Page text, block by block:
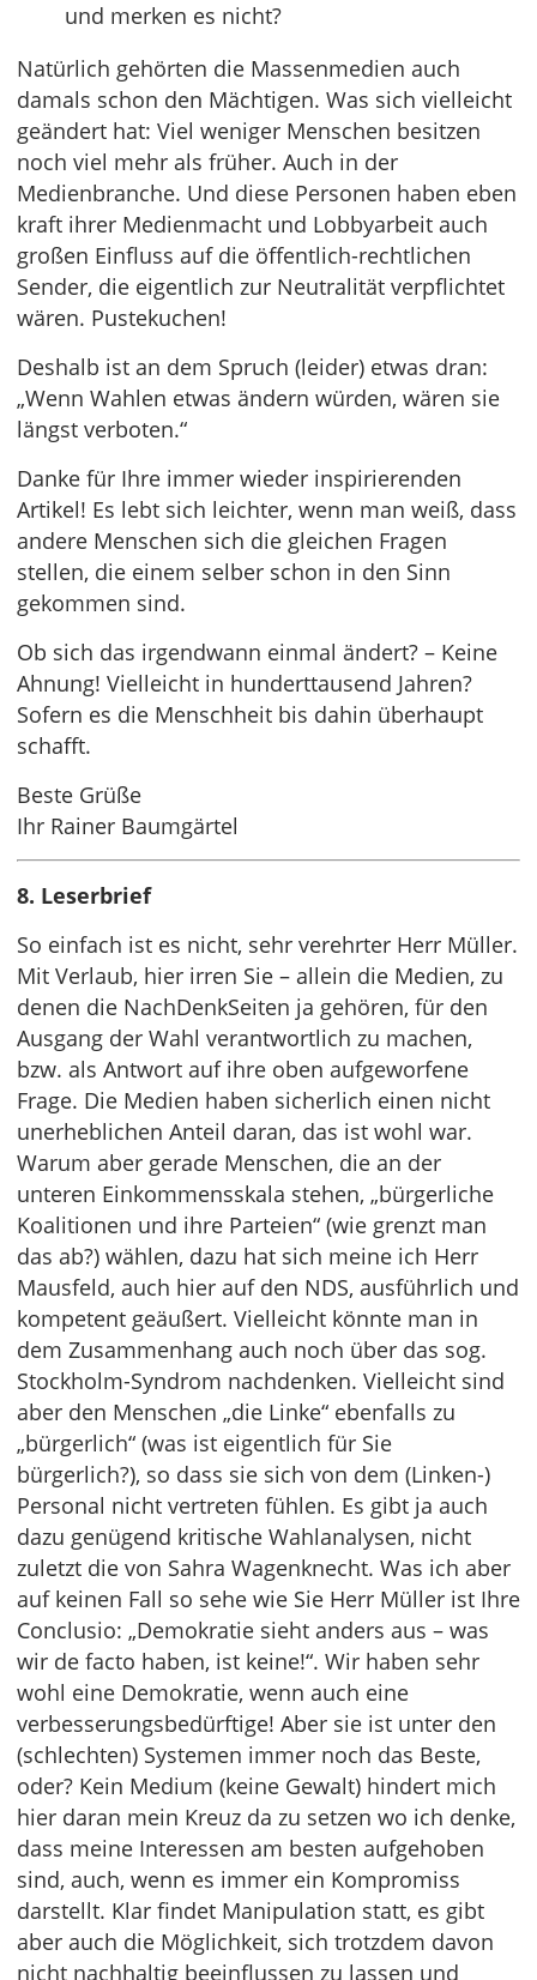
und merken es nicht?
Natürlich gehörten die Massenmedien auch
damals schon den Mächtigen. Was sich vielleicht
geändert hat: Viel weniger Menschen besitzen
noch viel mehr als früher. Auch in der
Medienbranche. Und diese Personen haben eben
kraft ihrer Medienmacht und Lobbyarbeit auch
großen Einfluss auf die öffentlich-rechtlichen
Sender, die eigentlich zur Neutralität verpflichtet
wären. Pustekuchen!
Deshalb ist an dem Spruch (leider) etwas dran:
„Wenn Wahlen etwas ändern würden, wären sie
längst verboten.“
Danke für Ihre immer wieder inspirierenden
Artikel! Es lebt sich leichter, wenn man weiß, dass
andere Menschen sich die gleichen Fragen
stellen, die einem selber schon in den Sinn
gekommen sind.
Ob sich das irgendwann einmal ändert? – Keine
Ahnung! Vielleicht in hunderttausend Jahren?
Sofern es die Menschheit bis dahin überhaupt
schafft.
Beste Grüße
Ihr Rainer Baumgärtel
8. Leserbrief
So einfach ist es nicht, sehr verehrter Herr Müller.
Mit Verlaub, hier irren Sie – allein die Medien, zu
denen die NachDenkSeiten ja gehören, für den
Ausgang der Wahl verantwortlich zu machen,
bzw. als Antwort auf ihre oben aufgeworfene
Frage. Die Medien haben sicherlich einen nicht
unerheblichen Anteil daran, das ist wohl war.
Warum aber gerade Menschen, die an der
unteren Einkommensskala stehen, „bürgerliche
Koalitionen und ihre Parteien“ (wie grenzt man
das ab?) wählen, dazu hat sich meine ich Herr
Mausfeld, auch hier auf den NDS, ausführlich und
kompetent geäußert. Vielleicht könnte man in
dem Zusammenhang auch noch über das sog.
Stockholm-Syndrom nachdenken. Vielleicht sind
aber den Menschen „die Linke“ ebenfalls zu
„bürgerlich“ (was ist eigentlich für Sie
bürgerlich?), so dass sie sich von dem (Linken-)
Personal nicht vertreten fühlen. Es gibt ja auch
dazu genügend kritische Wahlanalysen, nicht
zuletzt die von Sahra Wagenknecht. Was ich aber
auf keinen Fall so sehe wie Sie Herr Müller ist Ihre
Conclusio: „Demokratie sieht anders aus – was
wir de facto haben, ist keine!“. Wir haben sehr
wohl eine Demokratie, wenn auch eine
verbesserungsbedürftige! Aber sie ist unter den
(schlechten) Systemen immer noch das Beste,
oder? Kein Medium (keine Gewalt) hindert mich
hier daran mein Kreuz da zu setzen wo ich denke,
dass meine Interessen am besten aufgehoben
sind, auch, wenn es immer ein Kompromiss
darstellt. Klar findet Manipulation statt, es gibt
aber auch die Möglichkeit, sich trotzdem davon
nicht nachhaltig beeinflussen zu lassen und